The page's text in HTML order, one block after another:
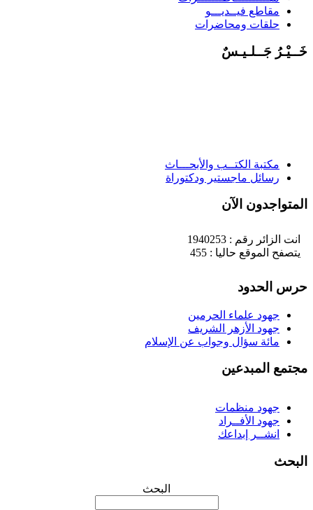
مقاطع فيــديـــو
حلقات ومحاضرات
جَــلـيـسٌ
مكتبة الكتــب والأبحـــاث
رسائل ماجستير ودكتوراة
الآن
انت الزائر رقم : 1940253
يتصفح الموقع حاليا : 455
الحدود
جهود علماء الحرمين
جهود الأزهر الشريف
مائة سؤال وجواب عن الإسلام
المبدعين
جهود منظمات
جهود الأفــراد
انشــر إبداعك
البحث